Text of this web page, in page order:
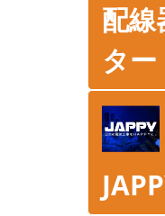
配線
ター